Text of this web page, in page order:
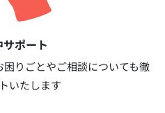
ポート​
りごとやご相談についても徹
いたします​​